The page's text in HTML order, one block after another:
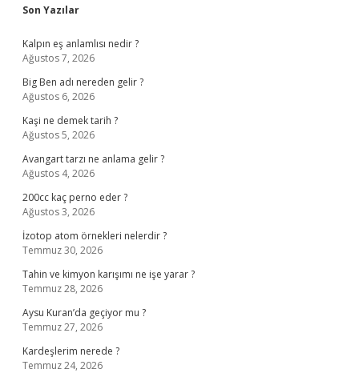
Sidebar
Son Yazılar
Kalpın eş anlamlısı nedir ?
Ağustos 7, 2026
Big Ben adı nereden gelir ?
Ağustos 6, 2026
Kaşi ne demek tarih ?
Ağustos 5, 2026
Avangart tarzı ne anlama gelir ?
Ağustos 4, 2026
200cc kaç perno eder ?
Ağustos 3, 2026
İzotop atom örnekleri nelerdir ?
Temmuz 30, 2026
Tahin ve kimyon karışımı ne işe yarar ?
Temmuz 28, 2026
Aysu Kuran’da geçiyor mu ?
Temmuz 27, 2026
Kardeşlerim nerede ?
Temmuz 24, 2026